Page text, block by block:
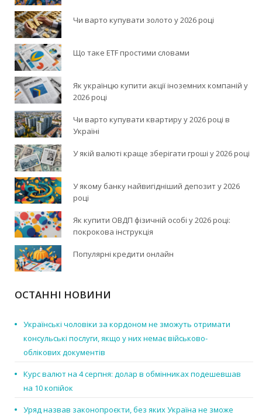
Чи варто купувати золото у 2026 році
Що таке ETF простими словами
Як українцю купити акції іноземних компаній у
2026 році
Чи варто купувати квартиру у 2026 році в
Україні
У якій валюті краще зберігати гроші у 2026 році
У якому банку найвигідніший депозит у 2026
році
Як купити ОВДП фізичній особі у 2026 році:
покрокова інструкція
Популярні кредити онлайн
ОСТАННІ НОВИНИ
Українські чоловіки за кордоном не зможуть отримати
консульські послуги, якщо у них немає військово-
облікових документів
Курс валют на 4 серпня: долар в обмінниках подешевшав
на 10 копійок
Уряд назвав законопроєкти, без яких Україна не зможе